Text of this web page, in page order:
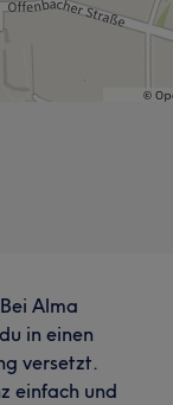
Alma
in einen
versetzt.
einfach und